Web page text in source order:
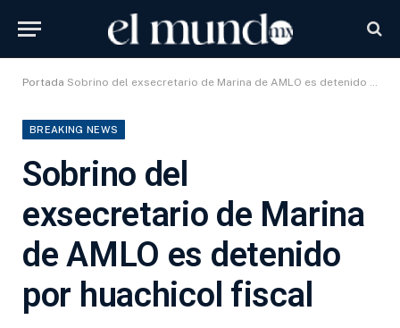
Portada Sobrino del exsecretario de Marina de AMLO es detenido por huachicol fiscal
BREAKING NEWS
Sobrino del
exsecretario de Marina
de AMLO es detenido
por huachicol fiscal